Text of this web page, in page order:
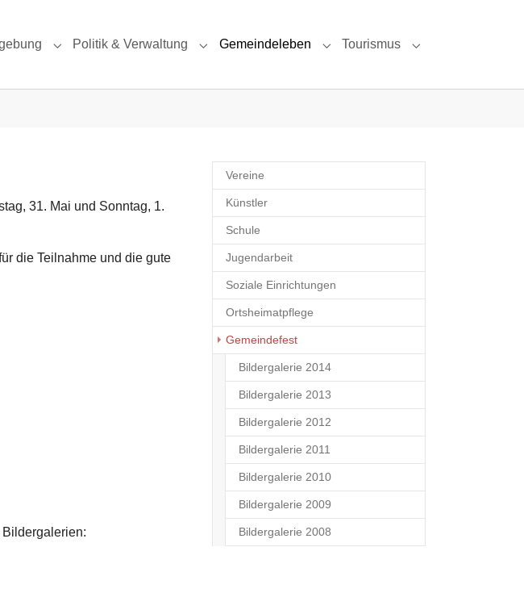
Submenu for "Ort & Umgebung"
Politik & Verwaltung
Submenu for "Politik & Verwaltung"
Gemeindeleben
Submenu for "Gemeindeleben"
Tourismus
Submenu for
31. Mai und Sonntag, 1.
die Teilnahme und die gute
Vereine
Künstler
Schule
Jugendarbeit
Soziale Einrichtungen
Ortsheimatpflege
Gemeindefest(current)
Bildergalerie 2014
Bildergalerie 2013
Bildergalerie 2012
Bildergalerie 2011
Bildergalerie 2010
Bildergalerie 2009
Bildergalerie 2008